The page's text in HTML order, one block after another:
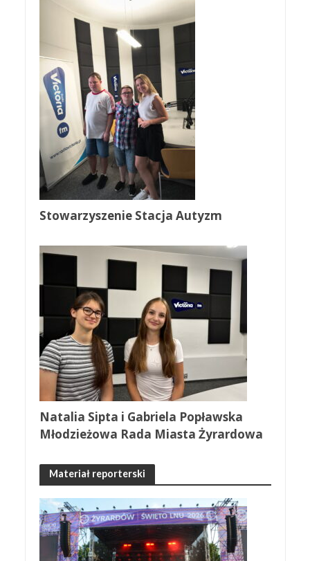
Stowarzyszenie Stacja Autyzm
Natalia Sipta i Gabriela Popławska
Młodzieżowa Rada Miasta Żyrardowa
Materiał reporterski